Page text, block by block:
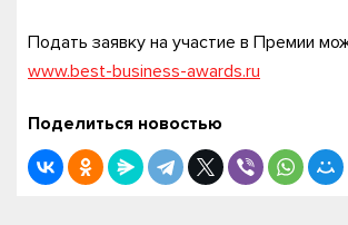
Подать заявку на участие в Премии
www.best-business-awards.ru
Поделиться новостью